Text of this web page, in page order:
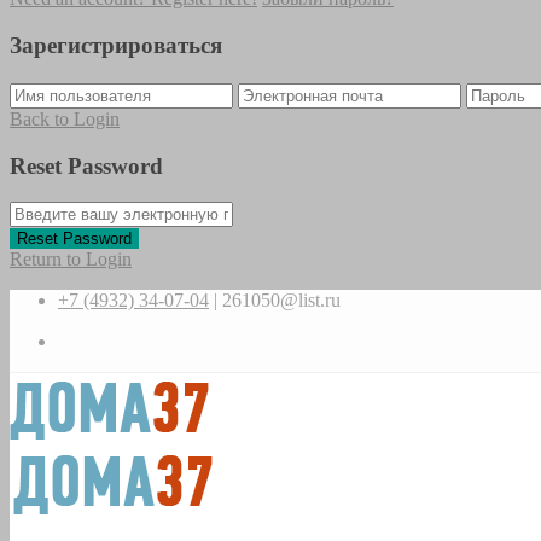
Зарегистрироваться
Back to Login
Reset Password
Reset Password
Return to Login
+7 (4932) 34-07-04 | 261050@list.ru